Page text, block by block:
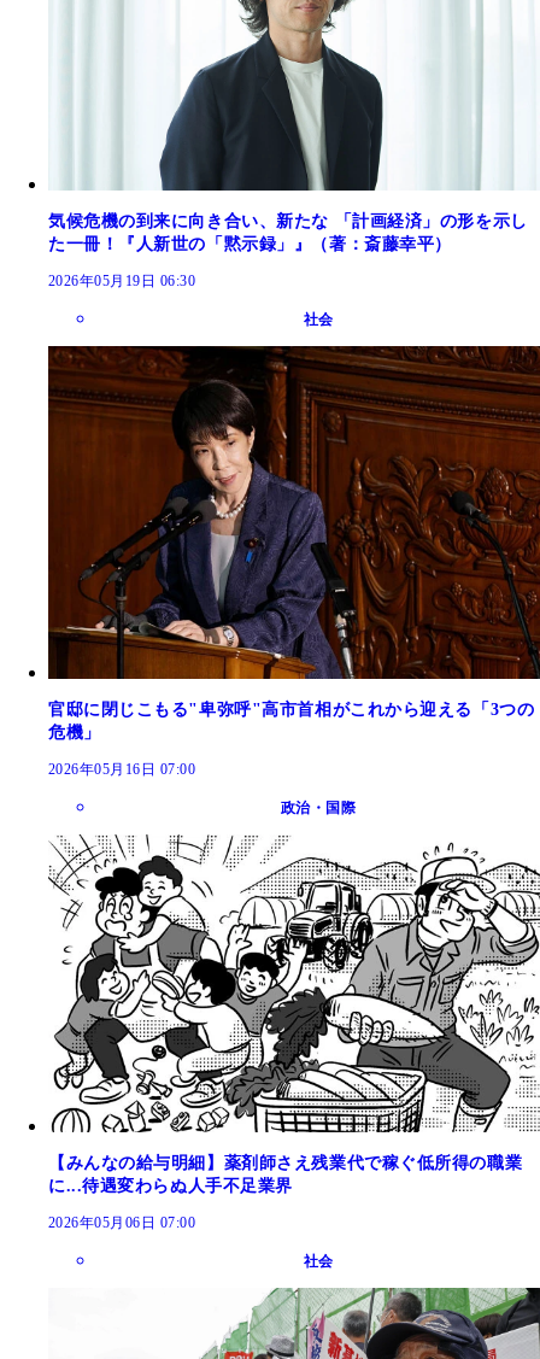
気候危機の到来に向き合い、新たな 「計画経済」の形を示し
た一冊！『人新世の「黙示録」』（著：斎藤幸平）
2026年05月19日 06:30
社会
官邸に閉じこもる"卑弥呼"高市首相がこれから迎える「3つの
危機」
2026年05月16日 07:00
政治・国際
【みんなの給与明細】薬剤師さえ残業代で稼ぐ低所得の職業
に...待遇変わらぬ人手不足業界
2026年05月06日 07:00
社会